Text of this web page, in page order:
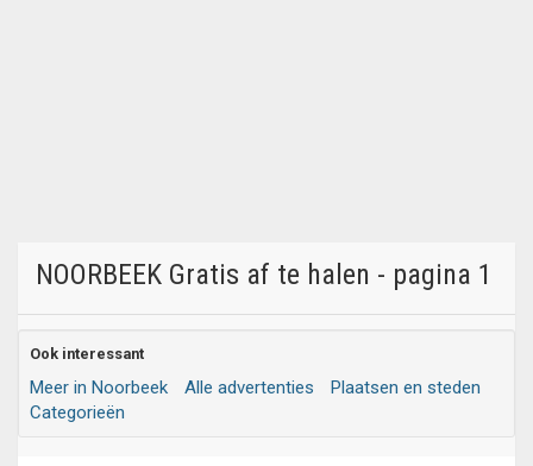
NOORBEEK Gratis af te halen - pagina 1
Ook interessant
Meer in Noorbeek Alle advertenties
Plaatsen en steden
Categorieën